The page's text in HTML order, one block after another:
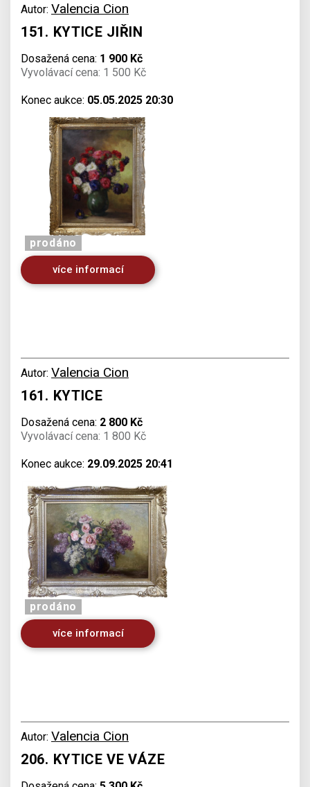
Autor: Valencia Cion
151. KYTICE JIŘIN
Dosažená cena: 1 900 Kč
Vyvolávací cena: 1 500 Kč
Konec aukce: 05.05.2025 20:30
prodáno
více informací
Autor: Valencia Cion
161. KYTICE
Dosažená cena: 2 800 Kč
Vyvolávací cena: 1 800 Kč
Konec aukce: 29.09.2025 20:41
prodáno
více informací
Autor: Valencia Cion
206. KYTICE VE VÁZE